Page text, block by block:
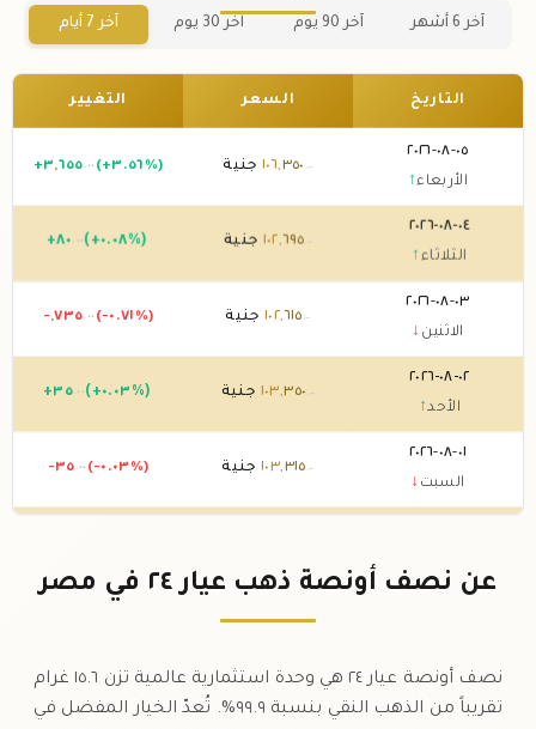
آخر 6 أشهر آخر 90 يوم آخر 30 يوم آخر 7 أيام
التاريخ السعر التغيير
٠٥-٠٨-٢٠٢٦
الأربعاء↑
١٠٦,٣٥٠ .٠٠ جنية +٣,٦٥٥ .٠٠ (+٣.٥٦%)
٠٤-٠٨-٢٠٢٦
الثلاثاء ↑
١٠٢ , ٦٩٥ جنية +٨٠ .٠٠ (+٠.٠٨%)
٠٣-٠٨-٢٠٢٦
الاثنين ↓
١٠٢,٦١٥ .٠٠ جنية -,٧٣٥ .٠٠ (-٠.٧١%)
٠٢-٠٨-٢٠٢٦
الأحد↑
١٠٣,٣٥٠ .٠٠ جنية +٣٥ .٠٠ (+٠.٠٣%)
٠١-٠٨-٢٠٢٦
السبت ↓
١٠٣,٣١٥ .٠٠ جنية -٣٥ .٠٠ (-٠.٠٣%)
١٠٤,٢٣٥.٠٠ جنية
عن نصف أونصة ذهب عيار ٢٤ في مصر
نصف أونصة عيار ٢٤ هي وحدة استثمارية عالمية تزن ١٥.٦ غرام
تقريباً من الذهب النقي بنسبة ٩٩.٩%. تُعدّ الخيار المفضل في